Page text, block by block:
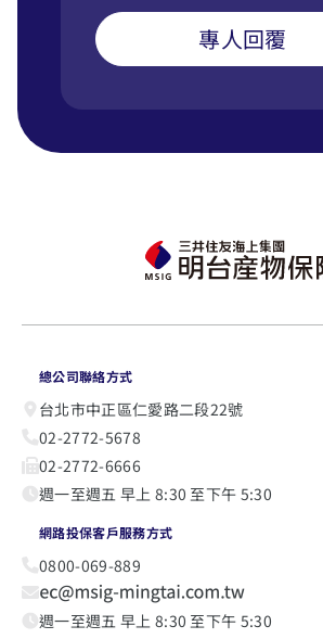
專人回覆
總公司聯絡方式
台北市中正區仁愛路二段22號
02-2772-5678
02-2772-6666
週一至週五 早上 8:30 至下午 5:30
網路投保客戶服務方式
0800-069-889
週一至週五 早上 8:30 至下午 5:30